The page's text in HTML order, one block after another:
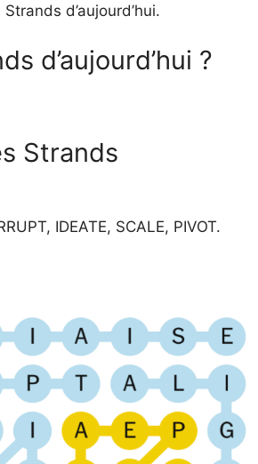
d’aujourd’hui.
d’aujourd’hui ?
Strands
IDEATE, SCALE, PIVOT.